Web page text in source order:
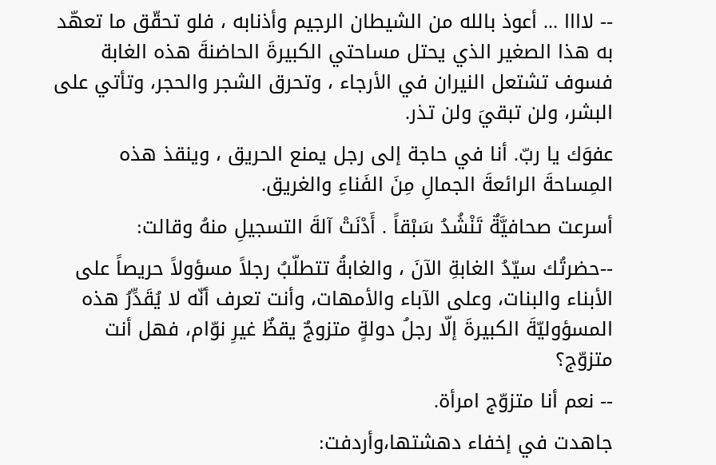
-- لاااا ... أعوذ بالله من الشيطان الرجيم وأذنابه ، فلو تحقّق ما تعهّد
به هذا الصغير الذي يحتل مساحتي الكبيرةَ الحاضنةَ هذه الغابة
فسوف تشتعل النيران في الأرجاء ، وتحرق الشجر والحجر، وتأتي على
البشر، ولن تبقيَ ولن تذر.
عفوَك يا ربّ. أنا في حاجة إلى رجل يمنع الحريق ، وينقذ هذه
المِساحةَ الرائعةَ الجمالِ مِنَ الفَناءِ والغريق.
أسرعت صحافيَّةٌ تَنْشُدُ سَبْقاً . أَدْنَتْ آلةَ التسجيلِ منهُ وقالت:
--حضرتُك سيّدُ الغابةِ الآنَ ، والغابةُ تتطلّبُ رجلاً مسؤولاً حريصاً على
الأبناء والبنات، وعلى الآباء والأمهات، وأنت تعرف أنّه لا يُقَدِّرُ هذه
المسؤوليّةَ الكبيرةَ إلّا رجلُ دولةٍ متزوجٌ يقظٌ غيرِ نوّام، فهل أنت
متزوّج؟
-- نعم أنا متزوّج امرأة.
جاهدت في إخفاء دهشتها،وأردفت: